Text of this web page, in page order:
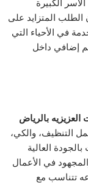
الكبيرة
الطلب المتزايد على
في الأحياء التي
إضافي داخل
بالرياض
التنظيف، والكي،
العالية
في الأعمال
تتناسب مع